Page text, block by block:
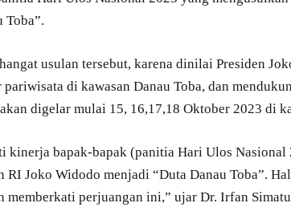
Toba”.
usulan tersebut, karena dinilai Presiden
di kawasan Danau Toba, dan
digelar mulai 15, 16,17,18 Oktober 2023 di
kinerja bapak-bapak (panitia Hari Ulos Nasional
RI Joko Widodo menjadi “Duta Danau Toba”.
memberkati perjuangan ini,” ujar Dr. Irfan